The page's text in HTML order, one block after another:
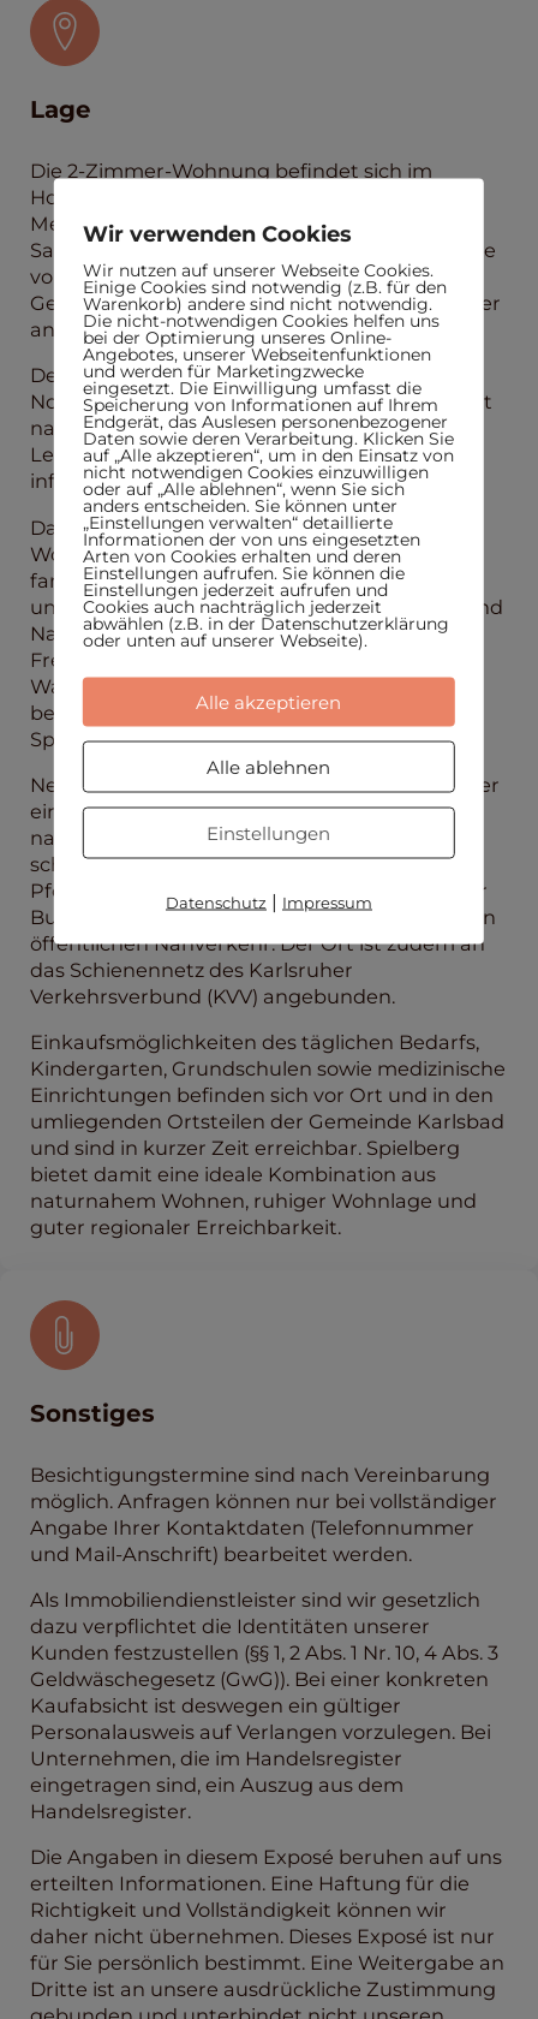
Lage
Die 2-Zimmer-Wohnung befindet sich im
Hochparterre-Mitte von eine, gepflegten
Mehrfamilienhaus mit 11 Einheiten, ohne
Sanierungsstau in einer ruhigen Anliegerstraße
von Spielberg, einem attraktiven Ortsteil der
Gemeinde Karlsbad im Landkreis Karlsruhe, der
an das Schienennetz der KVV angebunden ist.
Der Ort liegt in reizvoller Höhenlage am
Nordrand des Schwarzwalds. Der Ort verbindet
naturnahes Wohnen mit einer hohen
Lebensqualität und einer guten
infrastrukturellen Anbindung.
Das Ortsbild ist geprägt von gewachsener
Wohnbebauung, viel Grün sowie einer
familienfreundlichen Umgebung. Die
unmittelbare Nähe zu ausgedehnten Wald- und
Naherholungsflächen bietet einen hohen
Freizeit- und Erholungswert. Zahlreiche
Wander- und Radwege machen Spielberg
besonders attraktiv für Natur- und
Sportbegeisterte.
Neben der ruhigen Lage verfügt Spielberg über
eine gute Verkehrsanbindung. Die
nahegelegene Autobahn A8 ermöglicht eine
schnelle Erreichbarkeit der Städte Karlsruhe,
Pforzheim und Stuttgart. Zudem besteht über
Busverbindungen eine gute Anbindung an den
öffentlichen Nahverkehr. Der Ort ist zudem an
das Schienennetz des Karlsruher
Verkehrsverbund (KVV) angebunden.
Einkaufsmöglichkeiten des täglichen Bedarfs,
Kindergarten, Grundschulen sowie medizinische
Einrichtungen befinden sich vor Ort und in den
umliegenden Ortsteilen der Gemeinde Karlsbad
und sind in kurzer Zeit erreichbar. Spielberg
bietet damit eine ideale Kombination aus
naturnahem Wohnen, ruhiger Wohnlage und
guter regionaler Erreichbarkeit.
Sonstiges
Besichtigungstermine sind nach Vereinbarung
möglich. Anfragen können nur bei vollständiger
Angabe Ihrer Kontaktdaten (Telefonnummer
und Mail-Anschrift) bearbeitet werden.
Als Immobiliendienstleister sind wir gesetzlich
dazu verpflichtet die Identitäten unserer
Kunden festzustellen (§§ 1, 2 Abs. 1 Nr. 10, 4 Abs. 3
Geldwäschegesetz (GwG)). Bei einer konkreten
Kaufabsicht ist deswegen ein gültiger
Personalausweis auf Verlangen vorzulegen. Bei
Unternehmen, die im Handelsregister
eingetragen sind, ein Auszug aus dem
Handelsregister.
Die Angaben in diesem Exposé beruhen auf uns
erteilten Informationen. Eine Haftung für die
Richtigkeit und Vollständigkeit können wir
daher nicht übernehmen. Dieses Exposé ist nur
für Sie persönlich bestimmt. Eine Weitergabe an
Dritte ist an unsere ausdrückliche Zustimmung
Wir verwenden Cookies
Wir nutzen auf unserer Webseite Cookies.
Einige Cookies sind notwendig (z.B. für den
Warenkorb) andere sind nicht notwendig.
Die nicht-notwendigen Cookies helfen uns
bei der Optimierung unseres Online-
Angebotes, unserer Webseitenfunktionen
und werden für Marketingzwecke
eingesetzt. Die Einwilligung umfasst die
Speicherung von Informationen auf Ihrem
Endgerät, das Auslesen personenbezogener
Daten sowie deren Verarbeitung. Klicken Sie
auf „Alle akzeptieren“, um in den Einsatz von
nicht notwendigen Cookies einzuwilligen
oder auf „Alle ablehnen“, wenn Sie sich
anders entscheiden. Sie können unter
„Einstellungen verwalten“ detaillierte
Informationen der von uns eingesetzten
Arten von Cookies erhalten und deren
Einstellungen aufrufen. Sie können die
Einstellungen jederzeit aufrufen und
Cookies auch nachträglich jederzeit
abwählen (z.B. in der Datenschutzerklärung
oder unten auf unserer Webseite).
Alle akzeptieren
Alle ablehnen
Einstellungen
Datenschutz | Impressum